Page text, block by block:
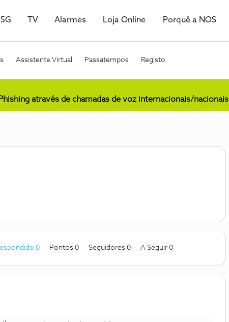
TV Alarmes Loja Online Porquê a NOS
Assistente Virtual Passatempos Registo
através de chamadas de voz internacionais/nacionais
0 Pontos 0 Seguidores 0 A Seguir 0